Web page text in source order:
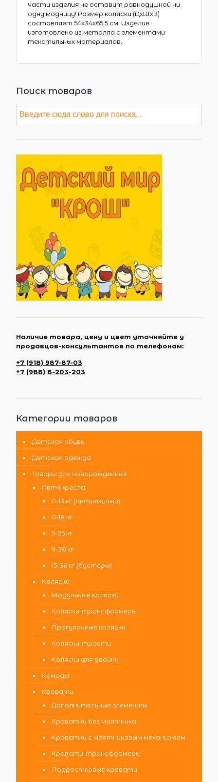
части изделия не оставит равнодушной ни
одну модницу! Размер коляски (ДхШхВ)
составляет 54х34х65,5 см. Изделие
изготовлено из металла с элементами
текстильных материалов.
Поиск товаров
Наличие товара, цену и цвет уточняйте у
продавцов-консультантов по телефонам:
+7 (918) 987-87-03
+7 (988) 6-203-203
Категории товаров
Детская обувь
Детская одежда
Товары для новорожденных
Автокресла
0-13 кг (автолюльки)
0-18 кг
9-25 кг
9-36 кг
15-36 кг (бустеры)
Коляски
Модульные коляски
Коляски-трансформеры
Прогулочные коляски
Коляски-трости
Коляски для двойни
Комоды
Кровати
Дополнительные элементы
Кроватки без маятника
Кроватки с маятниковым механизмом
Кровати-трансформеры
Подростковые кровати